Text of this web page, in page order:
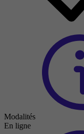
Modalités
En ligne